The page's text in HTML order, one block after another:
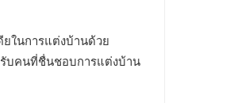
ยในการแต่งบ้านด้วย
รับคนที่ชื่นชอบการแต่งบ้าน